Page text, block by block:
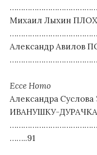
Михаил Лыхин
Александр Авилов
Ecce Homo
Александра
ИВАНУШКУ-
……..91